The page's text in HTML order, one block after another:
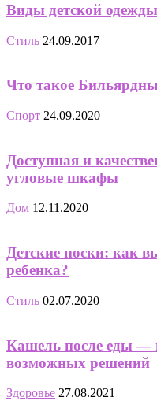
Виды детской одежды
Стиль 24.09.2017
Что такое
Спорт 24.09.2020
Доступная и
угловые шкафы
Дом 12.11.2020
Детские носки: как
ребенка?
Стиль 02.07.2020
Кашель после еды —
возможных решений
Здоровье 27.08.2021